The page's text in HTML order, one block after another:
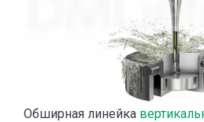
Обширная линейка